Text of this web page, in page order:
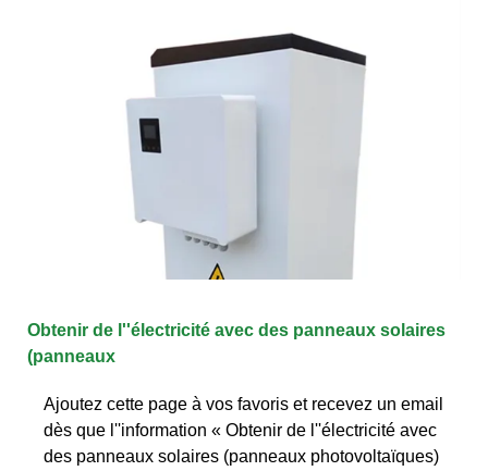
Obtenir de l''électricité avec des panneaux solaires
(panneaux
Ajoutez cette page à vos favoris et recevez un email
dès que l''information « Obtenir de l''électricité avec
des panneaux solaires (panneaux photovoltaïques)